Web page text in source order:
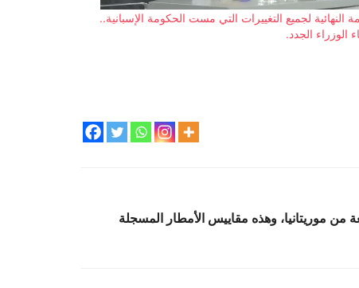
النهائية لجميع التغييرات التي مست الحكومة الإسبانية..
الوزراء الجدد.
موريتانيا، وهذه مقاييس الأمطار المسجلة